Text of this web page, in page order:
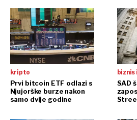
kripto
Prvi bitcoin ETF odlazi s
Njujorške burze nakon
samo dvije godine
SAD